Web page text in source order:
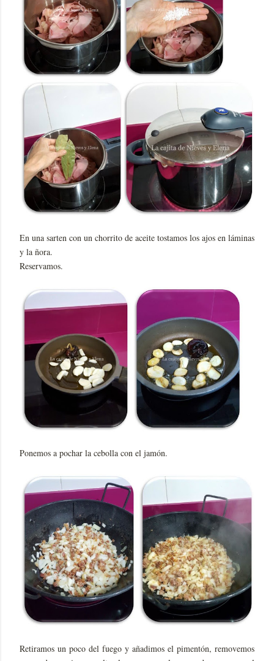
En una sarten con un chorrito de aceite tostamos los ajos en láminas
y la ñora.
Reservamos.
Ponemos a pochar la cebolla con el jamón.
Retiramos un poco del fuego y añadimos el pimentón, removemos